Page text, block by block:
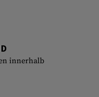
innerhalb